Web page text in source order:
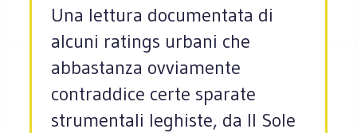
Una lettura documentata di
alcuni ratings urbani che
abbastanza ovviamente
contraddice certe sparate
strumentali leghiste, da Il Sole